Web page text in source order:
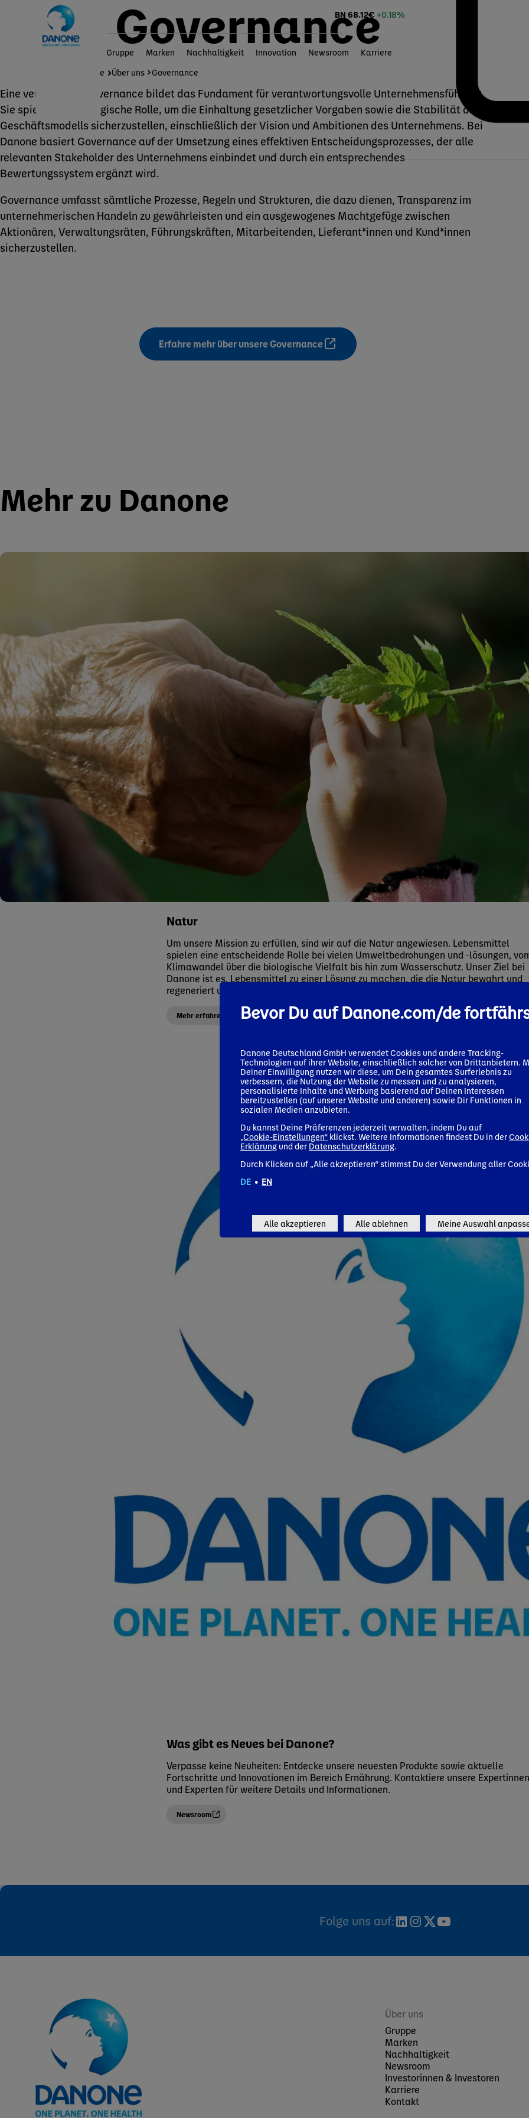
Gruppe Marken Nachhaltigkeit Innovation Newsroom Karriere
BN 68.12€ +0.18%
Gruppe Über uns Governance
Governance
Eine verlässliche Governance bildet das Fundament für verantwortungsvolle Unternehmensführung.
Sie spielt eine strategische Rolle, um die Einhaltung gesetzlicher Vorgaben sowie die Stabilität des
Geschäftsmodells sicherzustellen, einschließlich der Vision und Ambitionen des Unternehmens. Bei
Danone basiert Governance auf der Umsetzung eines effektiven Entscheidungsprozesses, der alle
relevanten Stakeholder des Unternehmens einbindet und durch ein entsprechendes
Bewertungssystem ergänzt wird.
Governance umfasst sämtliche Prozesse, Regeln und Strukturen, die dazu dienen, Transparenz im
unternehmerischen Handeln zu gewährleisten und ein ausgewogenes Machtgefüge zwischen
Aktionären, Verwaltungsräten, Führungskräften, Mitarbeitenden, Lieferant*innen und Kund*innen
sicherzustellen.
Erfahre mehr über unsere Governance
Mehr zu Danone
Natur
Um unsere Mission zu erfüllen, sind wir auf die Natur angewiesen. Lebensmittel
spielen eine entscheidende Rolle bei vielen Umweltbedrohungen und -lösungen,
Klimawandel über die biologische Vielfalt bis hin zum Wasserschutz. Unser Ziel bei
Danone ist es, Lebensmittel zu einer Lösung zu machen, die die Natur bewahrt und
regeneriert und die Widerstandsfähigkeit der Landwirtschaft stärkt.
Mehr erfahren
Was gibt es Neues bei Danone?
Verpasse keine Neuheiten: Entdecke unsere neuesten Produkte sowie aktuelle
Fortschritte und Innovationen im Bereich Ernährung. Kontaktiere unsere Expertinnen
und Experten für weitere Details und Informationen.
Newsroom
Folge uns auf:
Über uns
Gruppe
Marken
Nachhaltigkeit
Newsroom
Investorinnen & Investoren
Karriere
Kontakt
Bevor Du auf Danone.com/de
Danone Deutschland GmbH verwendet Cookies und andere Tracking-
Technologien auf ihrer Website, einschließlich solcher von Drittanbietern.
Deiner Einwilligung nutzen wir diese, um Dein gesamtes Surferlebnis zu
verbessern, die Nutzung der Website zu messen und zu analysieren,
personalisierte Inhalte und Werbung basierend auf Deinen Interessen
bereitzustellen (auf unserer Website und anderen) sowie Dir Funktionen in
sozialen Medien anzubieten.
Du kannst Deine Präferenzen jederzeit verwalten, indem Du auf
„Cookie-Einstellungen“ klickst. Weitere Informationen findest Du in der
Erklärung und der Datenschutzerklärung
Durch Klicken auf „Alle akzeptieren“ stimmst Du der Verwendung aller
DE • EN
Alle akzeptieren Alle ablehnen Meine Auswahl